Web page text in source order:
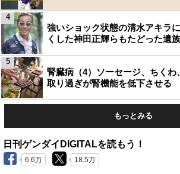
強いショック状態の清水アキラ
くした神田正輝らもたどった遺
4
腎臓病（4）ソーセージ、ちくわ
取り過ぎが腎機能を低下させる
5
もっとみる
日刊ゲンダイDIGITALを読もう！
6.6万 18.5万